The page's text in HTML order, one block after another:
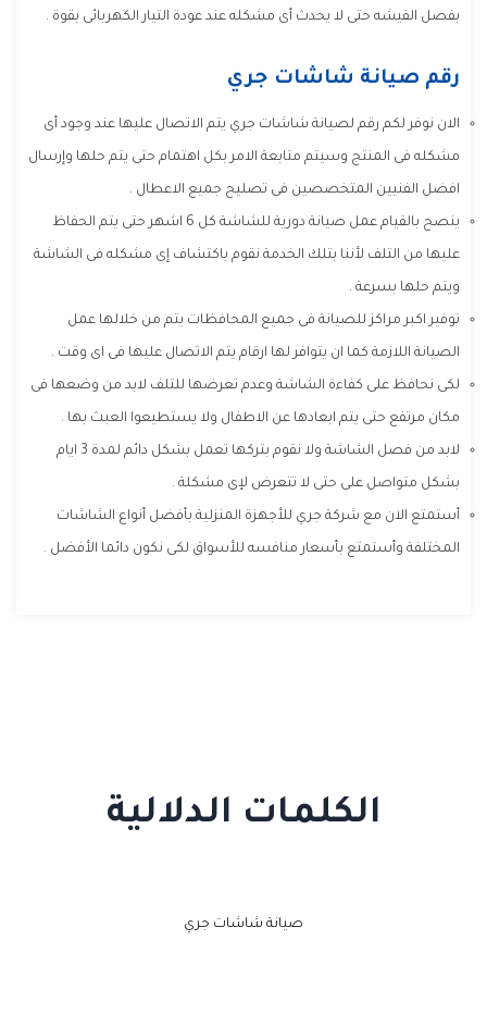
بفصل الفيشه حتى لا يحدث أى مشكله عند عودة التيار الكهربائى بقوة .
رقم صيانة شاشات جري
الان نوفر لكم رقم لصيانة شاشات جري يتم الاتصال عليها عند وجود أى
مشكله فى المنتج وسيتم متابعة الامر بكل اهتمام حتى يتم حلها وإرسال
افضل الفنيين المتخصصين فى تصليح جميع الاعطال .
ينصح بالقيام عمل صيانة دورية للشاشة كل 6 اشهر حتى يتم الحفاظ
عليها من التلف لأننا بتلك الخدمة نقوم باكتشاف إى مشكله فى الشاشة
ويتم حلها بسرعة .
توفير اكبر مراكز للصيانة فى جميع المحافظات يتم من خلالها عمل
الصيانة اللازمة كما ان يتوافر لها ارقام يتم الاتصال عليها فى اى وقت .
لكى نحافظ على كفاءة الشاشة وعدم تعرضها للتلف لابد من وضعها فى
مكان مرتفع حتى يتم ابعادها عن الاطفال ولا يستطيعوا العبث بها .
لابد من فصل الشاشة ولا نقوم بتركها تعمل بشكل دائم لمدة 3 ايام
بشكل متواصل على حتى لا تتعرض لإى مشكلة .
أستمتع الان مع شركة جري للأجهزة المنزلية بأفضل أنواع الشاشات
المختلفة وأستمتع بأسعار منافسه للأسواق لكى نكون دائما الأفضل .
الكلمات الدلالية
صيانة شاشات جري